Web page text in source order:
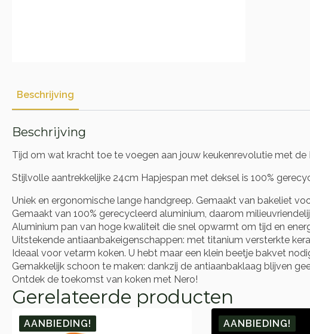
Beschrijving
Beschrijving
Tijd om wat kracht toe te voegen aan jouw keukenrevolutie met de
Stijlvolle aantrekkelijke 24cm Hapjespan met deksel is 100%
Uniek en ergonomische lange handgreep. Gemaakt van bakeliet
Gemaakt van 100% gerecycleerd aluminium, daarom
Aluminium pan van hoge kwaliteit die snel opwarmt om tijd en
Uitstekende antiaanbakeigenschappen: met titanium versterkte
Ideaal voor vetarm koken. U hebt maar een klein beetje bakvet
Gemakkelijk schoon te maken: dankzij de antiaanbaklaag blijven
Ontdek de toekomst van koken met Nero!
Gerelateerde producten
AANBIEDING! AANBIEDING!